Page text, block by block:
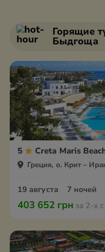
АттикаГорящие
Быдгоща
5 Creta Maris
Греция, о. Крит –
19 августа 7 ночей
403 652 грн за 2-х